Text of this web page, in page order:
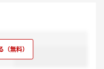
かなかったです。
ト？を押していただ
！